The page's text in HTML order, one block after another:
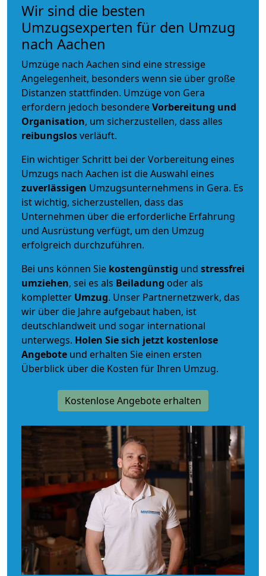
Wir sind die besten
Umzugsexperten für den Umzug
nach Aachen
Umzüge nach Aachen sind eine stressige
Angelegenheit, besonders wenn sie über große
Distanzen stattfinden. Umzüge von Gera
erfordern jedoch besondereVorbereitung und
Organisation, um sicherzustellen, dass alles
reibungslosverläuft.
Ein wichtiger Schritt bei der Vorbereitung eines
Umzugs nach Aachen ist die Auswahl eines
zuverlässigen Umzugsunternehmens in Gera. Es
ist wichtig, sicherzustellen, dass das
Unternehmen über die erforderliche Erfahrung
und Ausrüstung verfügt, um den Umzug
erfolgreich durchzuführen.
Bei uns können Sie kostengünstig und stressfrei
umziehen, sei es als Beiladung oder als
kompletter Umzug. Unser Partnernetzwerk, das
wir über die Jahre aufgebaut haben, ist
deutschlandweit und sogar international
unterwegs. Holen Sie sich jetzt kostenlose
Angebote und erhalten Sie einen ersten
Überblick über die Kosten für Ihren Umzug.
Kostenlose Angebote erhalten